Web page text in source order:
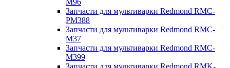
M96
Запчасти для мультиварки Redmond RMC-
PM388
Запчасти для мультиварки Redmond RMC-
M37
Запчасти для мультиварки Redmond RMC-
M399
Запчасти для мультиварки Redmond RMK-